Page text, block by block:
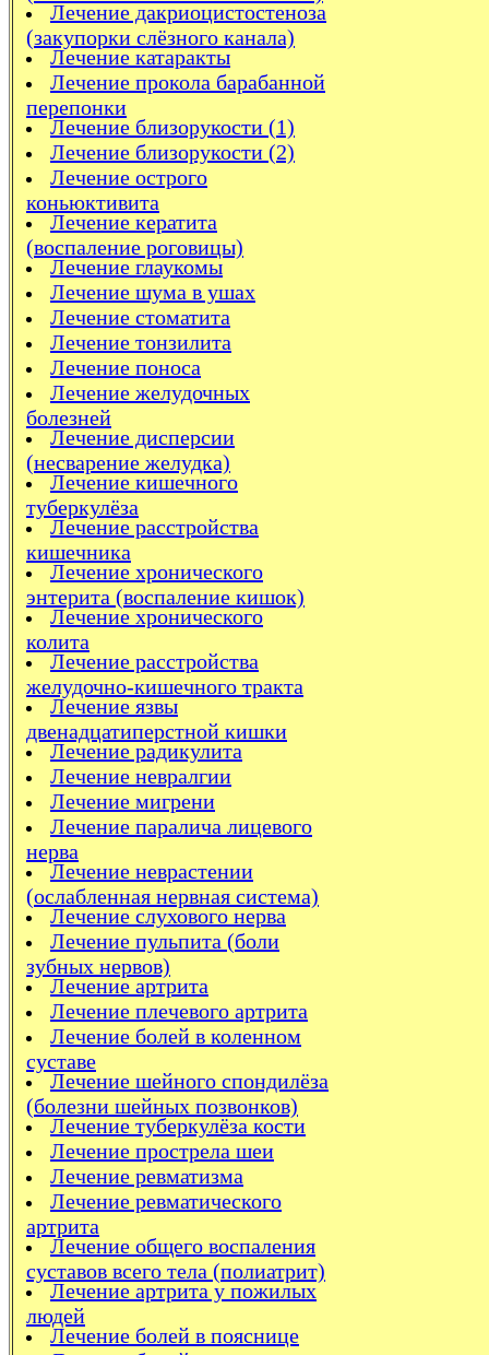
Лечение дакриоцистостеноза
(закупорки слёзного канала)
Лечение катаракты
Лечение прокола барабанной
перепонки
Лечение близорукости (1)
Лечение близорукости (2)
Лечение острого
коньюктивита
Лечение кератита
(воспаление роговицы)
Лечение глаукомы
Лечение шума в ушах
Лечение стоматита
Лечение тонзилита
Лечение поноса
Лечение желудочных
болезней
Лечение дисперсии
(несварение желудка)
Лечение кишечного
туберкулёза
Лечение расстройства
кишечника
Лечение хронического
энтерита (воспаление кишок)
Лечение хронического
колита
Лечение расстройства
желудочно-кишечного тракта
Лечение язвы
двенадцатиперстной кишки
Лечение радикулита
Лечение невралгии
Лечение мигрени
Лечение паралича лицевого
нерва
Лечение неврастении
(ослабленная нервная система)
Лечение слухового нерва
Лечение пульпита (боли
зубных нервов)
Лечение артрита
Лечение плечевого артрита
Лечение болей в коленном
суставе
Лечение шейного спондилёза
(болезни шейных позвонков)
Лечение туберкулёза кости
Лечение прострела шеи
Лечение ревматизма
Лечение ревматического
артрита
Лечение общего воспаления
суставов всего тела (полиатрит)
Лечение артрита у пожилых
людей
Лечение болей в пояснице